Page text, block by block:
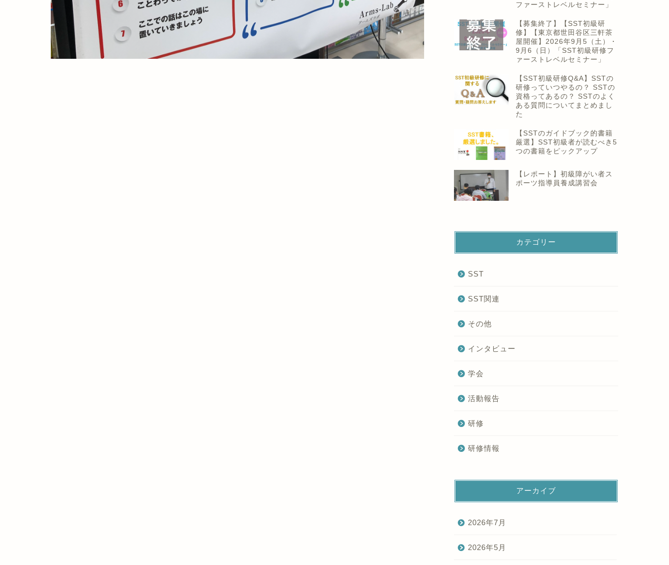
ファーストレベルセミナー」
【募集終了】【SST初級研
修】【東京都世田谷区三軒茶
屋開催】2026年9月5（土）・
9月6（日）「SST初級研修フ
ァーストレベルセミナー」
【SST初級研修Q&A】SSTの
研修っていつやるの？ SSTの
資格ってあるの？ SSTのよく
ある質問についてまとめまし
た
【SSTのガイドブック的書籍
厳選】SST初級者が読むべき5
つの書籍をピックアップ
【レポート】初級障がい者ス
ポーツ指導員養成講習会
カテゴリー
SST
SST関連
その他
インタビュー
学会
活動報告
研修
研修情報
アーカイブ
2026年7月
2026年5月